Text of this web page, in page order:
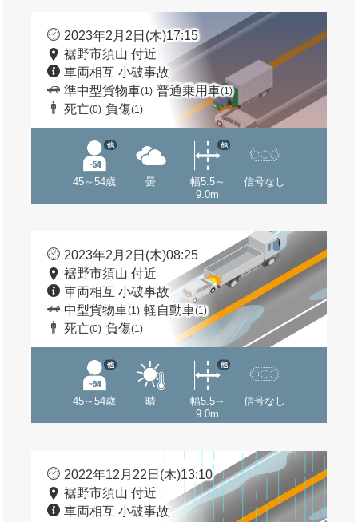
2023年2月2日(木)17:15
裾野市須山 付近
車両相互 小破事故
準中型貨物車(1) 普通乗用車(1)
死亡(0) 負傷(1)
45～54歳
他
曇
幅5.5～
9.0m
他
信号なし
2023年2月2日(木)08:25
裾野市須山 付近
車両相互 小破事故
中型貨物車(1) 軽自動車(1)
死亡(0) 負傷(1)
45～54歳
他
晴
幅5.5～
9.0m
他
信号なし
2022年12月22日(木)13:10
裾野市須山 付近
車両相互 小破事故